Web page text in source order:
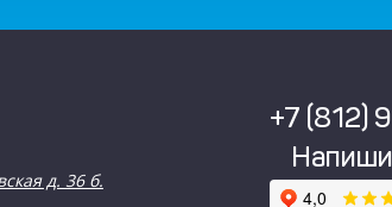
д. 36 б.
+7 (812)